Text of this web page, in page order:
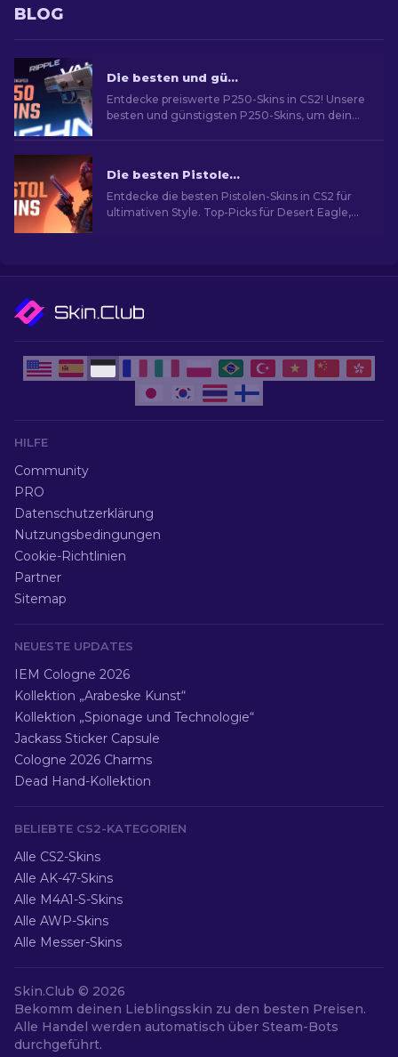
BLOG
Die besten und günstigsten P250-Skins in CS2 [2026]
Entdecke preiswerte P250-Skins in CS2! Unsere
besten und günstigsten P250-Skins, um dein
Die besten Pistolen-Skins in CS2 [2026]
Entdecke die besten Pistolen-Skins in CS2 für
ultimativen Style. Top-Picks für Desert Eagle,
HILFE
Community
PRO
Datenschutzerklärung
Nutzungsbedingungen
Cookie-Richtlinien
Partner
Sitemap
NEUESTE UPDATES
IEM Cologne 2026
Kollektion „Arabeske Kunst“
Kollektion „Spionage und Technologie“
Jackass Sticker Capsule
Cologne 2026 Charms
Dead Hand-Kollektion
BELIEBTE CS2-KATEGORIEN
Alle CS2-Skins
Alle AK-47-Skins
Alle M4A1-S-Skins
Alle AWP-Skins
Alle Messer-Skins
Skin.Club © 2026
Bekomm deinen Lieblingsskin zu den besten Preisen.
Alle Handel werden automatisch über Steam-Bots
durchgeführt.